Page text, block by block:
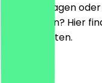
Hast du Fragen
reservieren? Hier
Kontaktdaten.